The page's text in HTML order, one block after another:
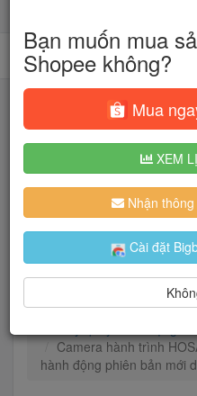
Người dùng đang quan
Trang chủ Cameras
Camera hành trình
hành động phiên bản mới
Bạn muốn mua
Shopee không?
Mua
XEM
Nhận
Cài đặt